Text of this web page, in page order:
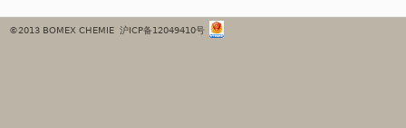
©2013 BOMEX CHEMIE 沪ICP备12049410号